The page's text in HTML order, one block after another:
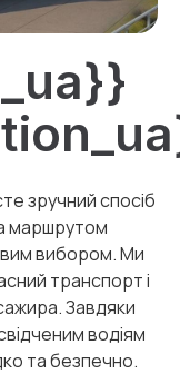
зручний спосіб
маршрутом
вибором. Ми
транспорт і
Завдяки
водіям
та безпечно.